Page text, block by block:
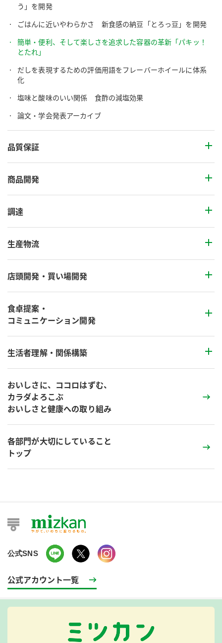
う」を開発
ごはんに近いやわらかさ 新食感の納豆「とろっ豆」を開発
簡単・便利、そして楽しさを追求した容器の革新「パキッ！
とたれ」
だしを表現するための評価用語をフレーバーホイールに体系
化
塩味と酸味のいい関係 食酢の減塩効果
論文・学会発表アーカイブ
品質保証
商品開発
調達
生産物流
店頭開発・買い場開発
食卓提案・
コミュニケーション開発
生活者理解・関係構築
おいしさに、ココロはずむ、
カラダよろこぶ
おいしさと健康への取り組み
各部門が大切にしていること
トップ
公式SNS
公式アカウント一覧